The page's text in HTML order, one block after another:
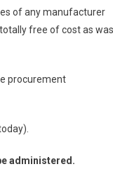
of any manufacturer
free of cost as was
procurement
administered.